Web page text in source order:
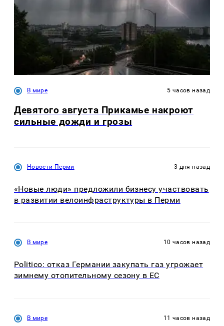
В мире 5 часов назад
Девятого августа Прикамье накроют
сильные дожди и грозы
Новости Перми 3 дня назад
«Новые люди» предложили бизнесу участвовать
в развитии велоинфраструктуры в Перми
В мире 10 часов назад
Politico: отказ Германии закупать газ угрожает
зимнему отопительному сезону в ЕС
В мире 11 часов назад